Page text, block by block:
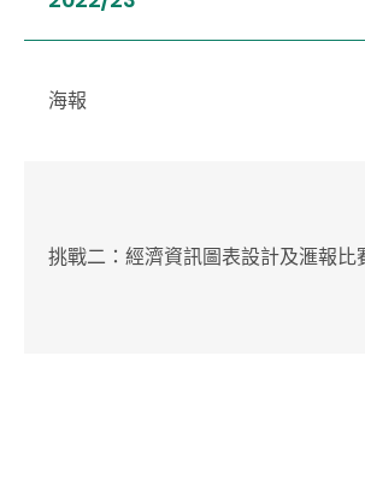
海報
挑戰二：經濟資訊圖表設計及滙報比